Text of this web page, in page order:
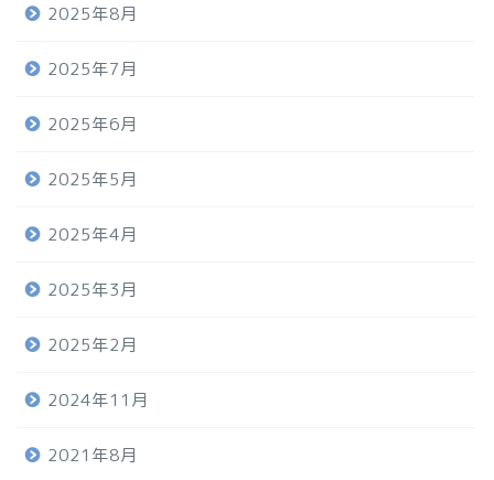
2025年8月
2025年7月
2025年6月
2025年5月
2025年4月
2025年3月
2025年2月
2024年11月
2021年8月